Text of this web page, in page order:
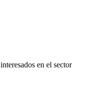
interesados en el sector